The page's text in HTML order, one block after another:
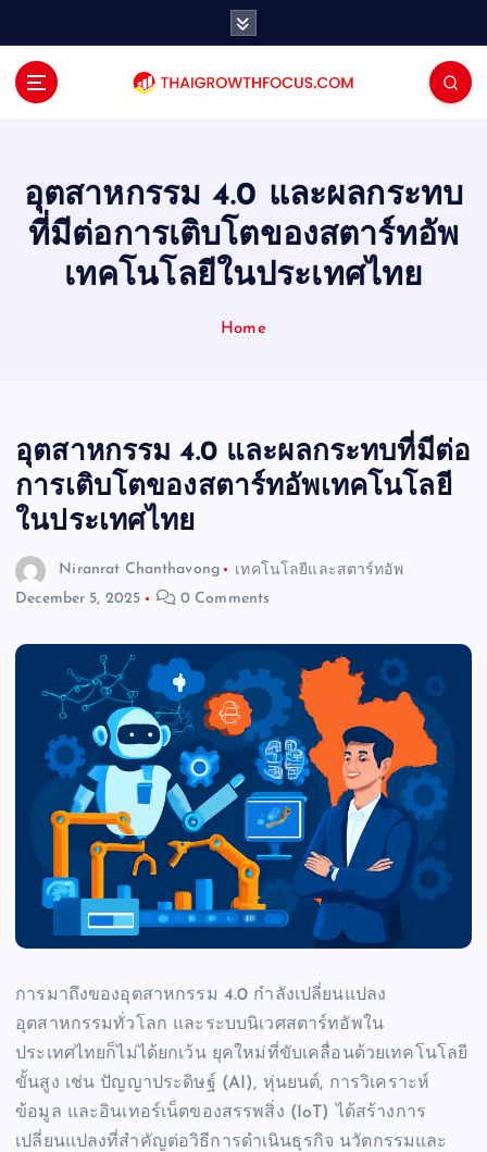
อุตสาหกรรม 4.0 และผลกระทบ
ที่มีต่อการเติบโตของสตาร์ทอัพ
เทคโนโลยีในประเทศไทย
Home
อุตสาหกรรม 4.0 และผลกระทบที่มีต่อ
การเติบโตของสตาร์ทอัพเทคโนโลยี
ในประเทศไทย
Niranrat Chanthavong
เทคโนโลยีและสตาร์ทอัพ
December 5, 2025
0 Comments
การมาถึงของอุตสาหกรรม 4.0 กำลังเปลี่ยนแปลง
อุตสาหกรรมทั่วโลก และระบบนิเวศสตาร์ทอัพใน
ประเทศไทยก็ไม่ได้ยกเว้น ยุคใหม่ที่ขับเคลื่อนด้วยเทคโนโลยี
ขั้นสูง เช่น ปัญญาประดิษฐ์ (AI), หุ่นยนต์, การวิเคราะห์
ข้อมูล และอินเทอร์เน็ตของสรรพสิ่ง (IoT) ได้สร้างการ
เปลี่ยนแปลงที่สำคัญต่อวิธีการดำเนินธุรกิจ นวัตกรรมและ